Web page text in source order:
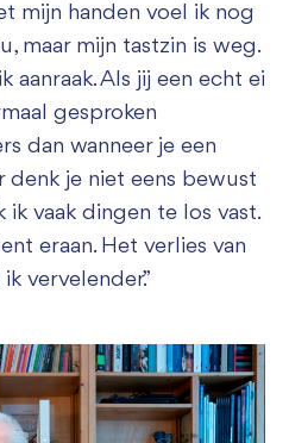
mijn handen voel ik nog
maar mijn tastzin is weg.
aanraak. Als jij een echt ei
gesproken
dan wanneer je een
denk je niet eens bewust
ik vaak dingen te los vast.
eraan. Het verlies van
vervelender.”